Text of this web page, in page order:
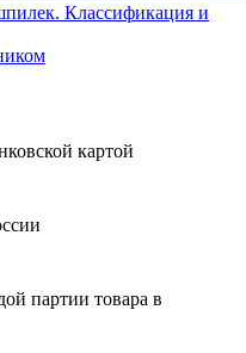
Классификация и
картой
партии товара в